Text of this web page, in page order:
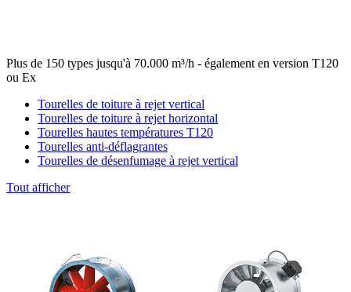
Plus de 150 types jusqu'à 70.000 m³/h - également en version T120
ou Ex
Tourelles de toiture à rejet vertical
Tourelles de toiture à rejet horizontal
Tourelles hautes températures T120
Tourelles anti-déflagrantes
Tourelles de désenfumage à rejet vertical
Tout afficher